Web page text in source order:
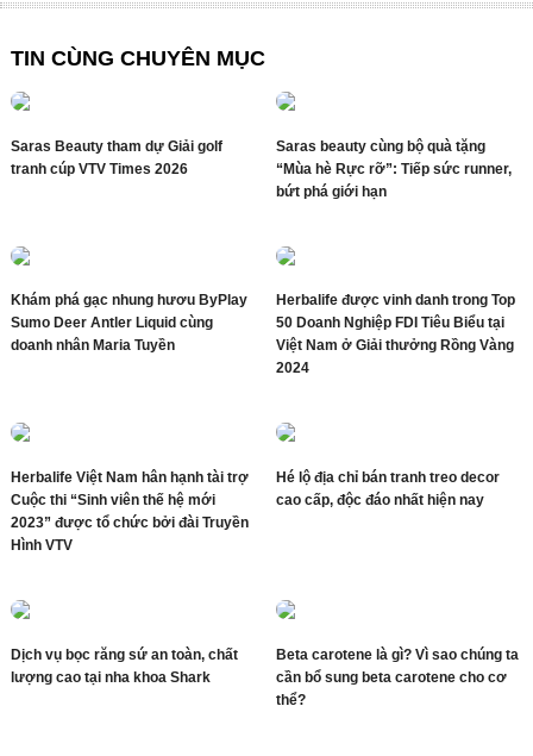
TIN CÙNG CHUYÊN MỤC
Saras Beauty tham dự Giải golf
tranh cúp VTV Times 2026
Saras beauty cùng bộ quà tặng
“Mùa hè Rực rỡ”: Tiếp sức runner,
bứt phá giới hạn
Khám phá gạc nhung hươu ByPlay
Sumo Deer Antler Liquid cùng
doanh nhân Maria Tuyền
Herbalife được vinh danh trong Top
50 Doanh Nghiệp FDI Tiêu Biểu tại
Việt Nam ở Giải thưởng Rồng Vàng
2024
Herbalife Việt Nam hân hạnh tài trợ
Cuộc thi “Sinh viên thế hệ mới
2023” được tổ chức bởi đài Truyền
Hình VTV
Hé lộ địa chỉ bán tranh treo decor
cao cấp, độc đáo nhất hiện nay
Dịch vụ bọc răng sứ an toàn, chất
lượng cao tại nha khoa Shark
Beta carotene là gì? Vì sao chúng ta
cần bổ sung beta carotene cho cơ
thể?